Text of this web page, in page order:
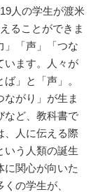
人の学生が渡米
ることができま
」「声」「つな
います。人々が
」と「声」。
ながり」が生ま
など、教科書で
、人に伝える際
いう人類の誕生
に関心が向いた
の学生が、